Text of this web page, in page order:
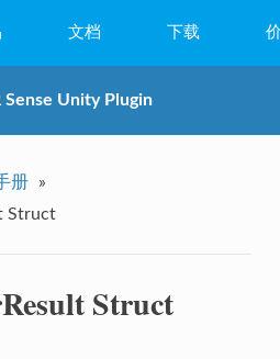
序AR
Mega
Sense
文档 下载
Sense Unity Plugin
册
»
Struct
Struct